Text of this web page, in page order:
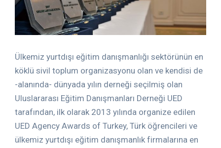
Ülkemiz yurtdışı eğitim danışmanlığı sektörünün en
köklü sivil toplum organizasyonu olan ve kendisi de
-alanında- dünyada yılın derneği seçilmiş olan
Uluslararası Eğitim Danışmanları Derneği UED
tarafından, ilk olarak 2013 yılında organize edilen
UED Agency Awards of Turkey, Türk öğrencileri ve
ülkemiz yurtdışı eğitim danışmanlık firmalarına en